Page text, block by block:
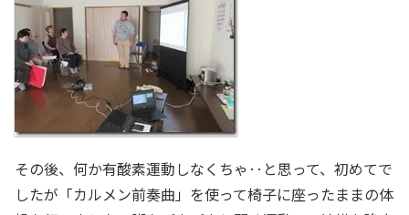
その後、何か有酸素運動しなくちゃ‥と思って、初めてで
したが「カルメン前奏曲」を使って椅子に座ったままの体